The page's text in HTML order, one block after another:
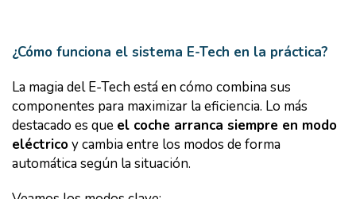
¿Cómo funciona el sistema E-Tech en la práctica?
La magia del E-Tech está en cómo combina sus
componentes para maximizar la eficiencia. Lo más
destacado es que el coche arranca siempre en modo
eléctricoy cambia entre los modos de forma
automática según la situación.